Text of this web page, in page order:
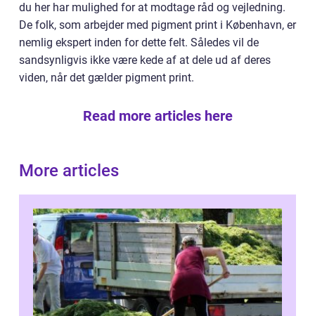
du her har mulighed for at modtage råd og vejledning.
De folk, som arbejder med pigment print i København, er
nemlig ekspert inden for dette felt. Således vil de
sandsynligvis ikke være kede af at dele ud af deres
viden, når det gælder pigment print.
Read more articles here
More articles